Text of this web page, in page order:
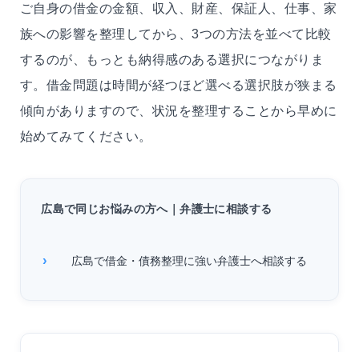
ご自身の借金の金額、収入、財産、保証人、仕事、家
族への影響を整理してから、3つの方法を並べて比較
するのが、もっとも納得感のある選択につながりま
す。借金問題は時間が経つほど選べる選択肢が狭まる
傾向がありますので、状況を整理することから早めに
始めてみてください。
広島で同じお悩みの方へ｜弁護士に相談する
広島で借金・債務整理に強い弁護士へ相談する